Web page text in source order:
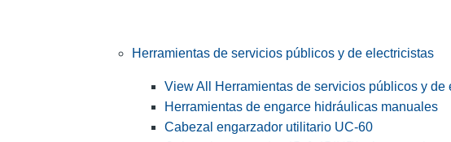
Herramientas de servicios públicos y de electricistas
View All Herramientas de servicios públicos y de
Herramientas de engarce hidráulicas manuales
Cabezal engarzador utilitario UC-60